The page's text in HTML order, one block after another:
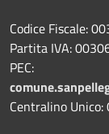
Codice Fiscale:
Partita IVA:
PEC:
Centralino